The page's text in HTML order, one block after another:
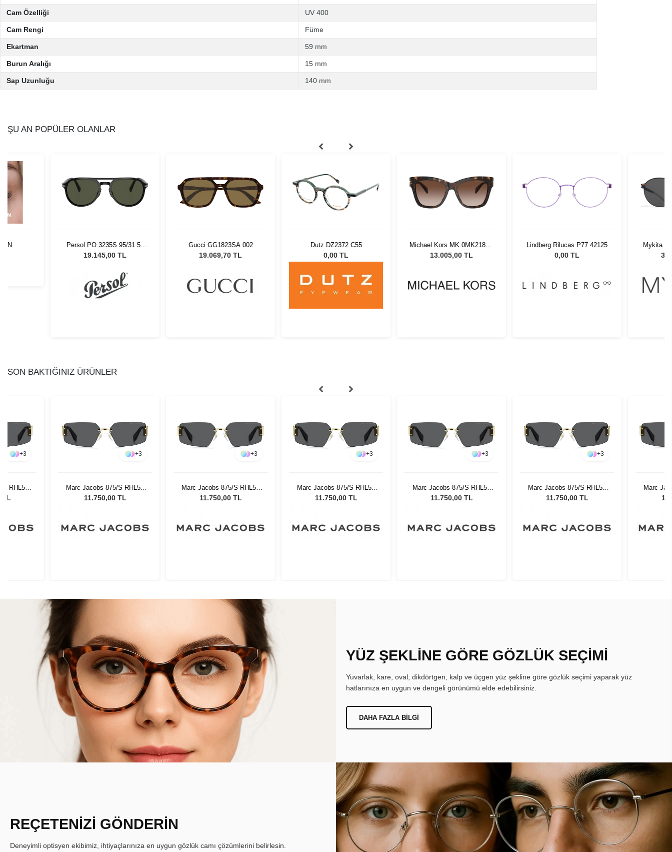
Cam Özelliği UV 400
Cam Rengi Füme
Ekartman 59 mm
Burun Aralığı 15 mm
Sap Uzunluğu 140 mm
ŞU AN POPÜLER OLANLAR
Persol PO 3235S 95/31 55
Unisex Güneş Gözlüğü
19.145,00 TL
Gucci GG1823SA 002
19.069,70 TL
Dutz DZ2372 C55
0,00 TL
Michael Kors MK 0MK2182U
300613 55
13.005,00 TL
Lindberg Rilucas P77 42125
0,00 TL
Mykita
SON BAKTIĞINIZ ÜRÜNLER
+3
S RHL59
TL
+3
Marc Jacobs 875/S RHL59
Kadın Güneş Gözlüğü
11.750,00 TL
+3
Marc Jacobs 875/S RHL59
Kadın Güneş Gözlüğü
11.750,00 TL
+3
Marc Jacobs 875/S RHL59
Kadın Güneş Gözlüğü
11.750,00 TL
+3
Marc Jacobs 875/S RHL59
Kadın Güneş Gözlüğü
11.750,00 TL
+3
Marc Jacobs 875/S RHL59
Kadın Güneş Gözlüğü
11.750,00 TL
Marc
YÜZ ŞEKLİNE GÖRE GÖZLÜK SEÇİMİ
Yuvarlak, kare, oval, dikdörtgen, kalp ve üçgen yüz şekline göre gözlük seçimi yaparak yüz
hatlarınıza en uygun ve dengeli görünümü elde edebilirsiniz.
DAHA FAZLA BILGI
REÇETENİZİ GÖNDERİN
Deneyimli optisyen ekibimiz, ihtiyaçlarınıza en uygun gözlük camı çözümlerini belirlesin.